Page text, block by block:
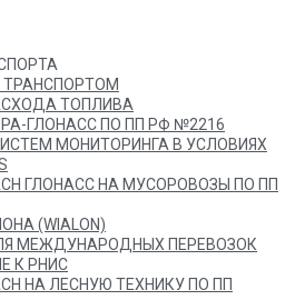
ТРАНСПОРТОМ
ТОПЛИВА
ГЛОНАСС ПО ПП РФ №2216
МОНИТОРИНГА В УСЛОВИЯХ
ГЛОНАСС НА МУСОРОВОЗЫ ПО ПП
(WIALON)
МЕЖДУНАРОДНЫХ ПЕРЕВОЗОК
К РНИС
НА ЛЕСНУЮ ТЕХНИКУ ПО ПП